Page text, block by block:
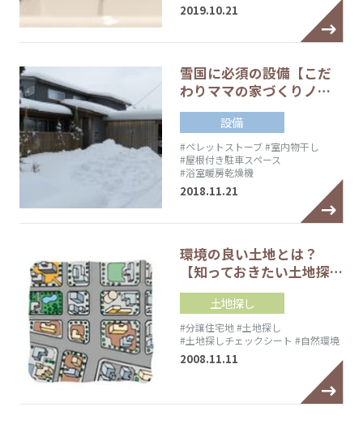
2019.10.21
雪国に必須の設備【こだ
わりママの家づくりノ…
設備
#ペレットストーブ#室内物干し
#屋根付き駐車スペース
#浴室暖房乾燥機
2018.11.21
環境の良い土地とは？
【知っておきたい土地探…
土地探し
#分譲住宅地#土地探し
#土地探しチェックシート #自然環境
2008.11.11